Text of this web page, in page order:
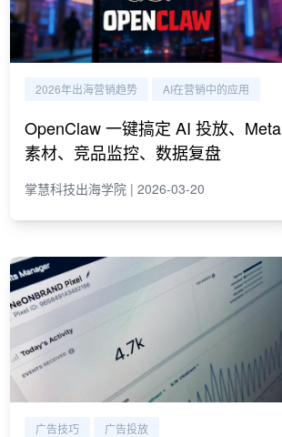
2026年出海营销趋势 AI在营销中的应用
OpenClaw 一键搞定 AI 投放、Meta
素材、竞品监控、数据复盘
掌慧科技出海学院 | 2026-03-20
广告技巧 广告投放